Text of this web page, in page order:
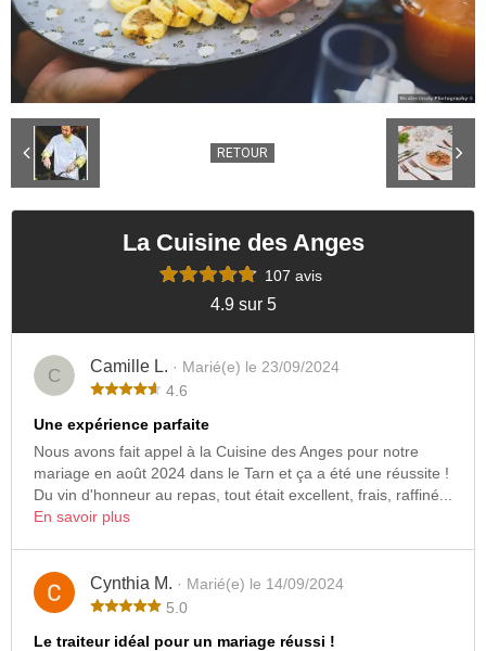
RETOUR
La Cuisine des Anges
107 avis
4.9 sur 5
C Camille L. · Marié(e) le 23/09/2024
4.6
Une expérience parfaite
Nous avons fait appel à la Cuisine des Anges pour notre
mariage en août 2024 dans le Tarn et ça a été une réussite !
Du vin d'honneur au repas, tout était excellent, frais, raffiné...
En savoir plus
Cynthia M. · Marié(e) le 14/09/2024
5.0
Le traiteur idéal pour un mariage réussi !